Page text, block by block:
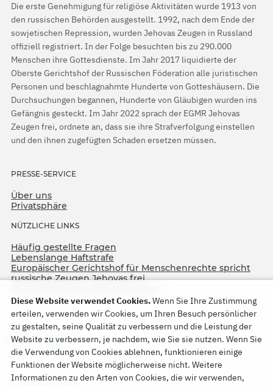
Die erste Genehmigung für religiöse Aktivitäten wurde 1913 von
den russischen Behörden ausgestellt. 1992, nach dem Ende der
sowjetischen Repression, wurden Jehovas Zeugen in Russland
offiziell registriert. In der Folge besuchten bis zu 290.000
Menschen ihre Gottesdienste. Im Jahr 2017 liquidierte der
Oberste Gerichtshof der Russischen Föderation alle juristischen
Personen und beschlagnahmte Hunderte von Gotteshäusern. Die
Durchsuchungen begannen, Hunderte von Gläubigen wurden ins
Gefängnis gesteckt. Im Jahr 2022 sprach der EGMR Jehovas
Zeugen frei, ordnete an, dass sie ihre Strafverfolgung einstellen
und den ihnen zugefügten Schaden ersetzen müssen.
PRESSE-SERVICE
Über uns
Privatsphäre
NÜTZLICHE LINKS
Häufig gestellte Fragen
Lebenslange Haftstrafe
Europäischer Gerichtshof für Menschenrechte spricht
russische Zeugen Jehovas frei
Diese Website verwendet Cookies.Wenn Sie Ihre Zustimmung
erteilen, verwenden wir Cookies, um Ihren Besuch persönlicher
zu gestalten, seine Qualität zu verbessern und die Leistung der
Website zu verbessern, je nachdem, wie Sie sie nutzen. Wenn Sie
die Verwendung von Cookies ablehnen, funktionieren einige
Funktionen der Website möglicherweise nicht. Weitere
Informationen zu den Arten von Cookies, die wir verwenden,